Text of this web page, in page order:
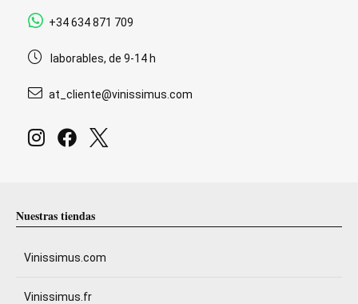
+34 634 871 709
laborables, de 9-14 h
at_cliente@vinissimus.com
Nuestras tiendas
Vinissimus.com
Vinissimus.fr